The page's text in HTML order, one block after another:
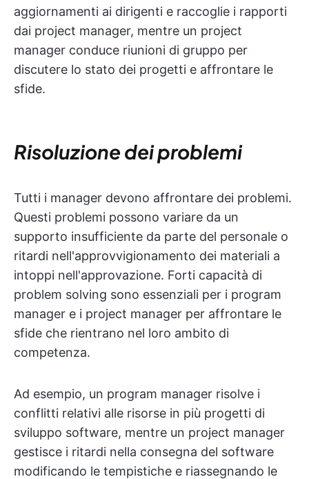
aggiornamenti ai dirigenti e raccoglie i rapporti
dai project manager, mentre un project
manager conduce riunioni di gruppo per
discutere lo stato dei progetti e affrontare le
sfide.
Risoluzione dei problemi
Tutti i manager devono affrontare dei problemi.
Questi problemi possono variare da un
supporto insufficiente da parte del personale o
ritardi nell'approvvigionamento dei materiali a
intoppi nell'approvazione. Forti capacità di
problem solving sono essenziali per i program
manager e i project manager per affrontare le
sfide che rientrano nel loro ambito di
competenza.
Ad esempio, un program manager risolve i
conflitti relativi alle risorse in più progetti di
sviluppo software, mentre un project manager
gestisce i ritardi nella consegna del software
modificando le tempistiche e riassegnando le